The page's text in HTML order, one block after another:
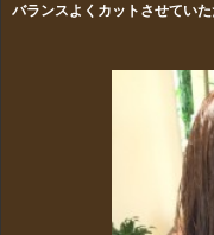
バランスよくカットさせてい